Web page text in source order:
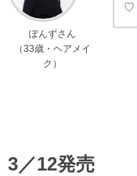
ぽんずさん
（33歳・ヘアメイ
ク）
♡
3／12発売